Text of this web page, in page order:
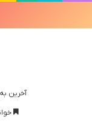
آخرین به روز